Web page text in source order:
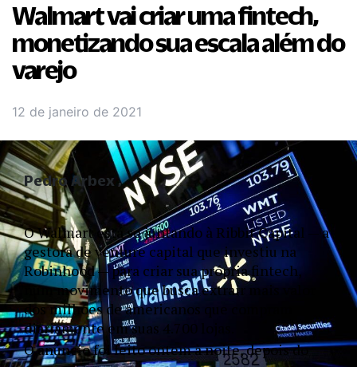
Walmart vai criar uma fintech,
monetizando sua escala além do
varejo
12 de janeiro de 2021
O Walmart está se juntando à Ribbit Capital — a
gestora de venture capital que investiu na
Robinhood — para criar sua própria fintech,
num movimento que busca extrair mais valor
dos milhões de americanos que compram
diariamente em suas 4.700 lojas.
O anúncio foi feito ontem à noite, depois do
Pedro Arbex